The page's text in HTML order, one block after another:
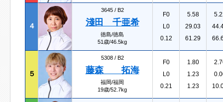
４
3645 / B2
淺田 千亜希
徳島/徳島
51歳/46.5kg
F0
L0
0.12
5.58
29.03
61.29
５
5308 / B2
藤森 拓海
福岡/福岡
19歳/52.7kg
F0
L0
0.21
1.80
1.23
1.23